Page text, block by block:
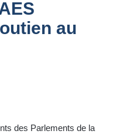
au
des Parlements de la